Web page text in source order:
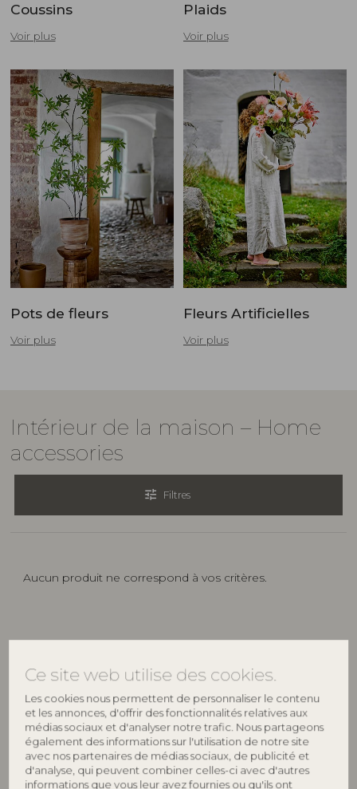
Ce site web utilise des cookies.
Les cookies nous permettent de personnaliser le contenu
et les annonces, d'offrir des fonctionnalités relatives aux
médias sociaux et d'analyser notre trafic. Nous partageons
également des informations sur l'utilisation de notre site
avec nos partenaires de médias sociaux, de publicité et
d'analyse, qui peuvent combiner celles-ci avec d'autres
informations que vous leur avez fournies ou qu'ils ont
Coussins
Voir plus
Plaids
Voir plus
Pots de fleurs
Voir plus
Fleurs Artificielles
Voir plus
Intérieur de la maison – Home
accessories
tune Filtres
Aucun produit ne correspond à vos critères.
à votre maison
Ajoutez une touche unique et personnelle à votre
maison avec les quatre marques de style de vie de
notre maison multimarque Bloomingville A/S. Que
vous cherchiez un style classique, minimaliste,